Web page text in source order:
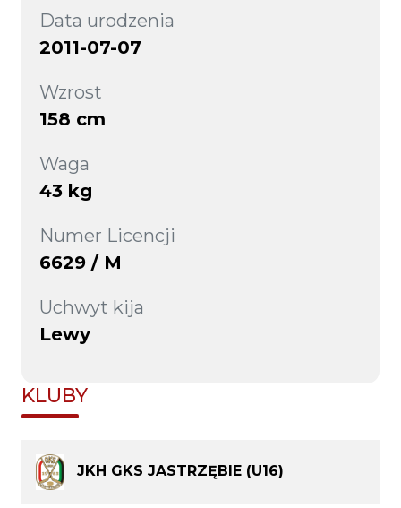
Data urodzenia
2011-07-07
Wzrost
158 cm
Waga
43 kg
Numer Licencji
6629 / M
Uchwyt kija
Lewy
KLUBY
JKH GKS JASTRZĘBIE (U16)